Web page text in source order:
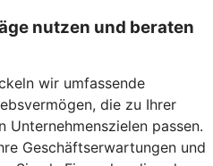
nutzen und beraten
wir umfassende
die zu Ihrer
Unternehmenszielen passen.
Geschäftserwartungen und